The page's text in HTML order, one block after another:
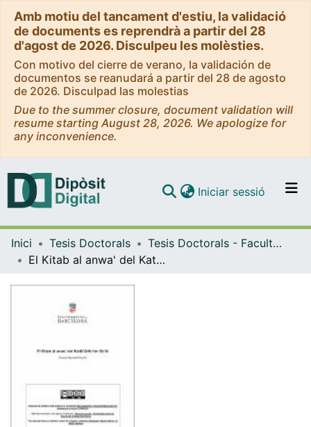
Amb motiu del tancament d'estiu, la validació
de documents es reprendrà a partir del 28
d'agost de 2026. Disculpeu les molèsties.
Con motivo del cierre de verano, la validación de
documentos se reanudará a partir del 28 de agosto
de 2026. Disculpad las molestias
Due to the summer closure, document validation will
resume starting August 28, 2026. We apologize for
any inconvenience.
Navega per tot el DD
Iniciar sessió (current)
Inici Tesis Doctorals
Tesis Doctorals - Facultat - Filologia
El Kitab al anwa' del Katib'Arib ibn Sa'id